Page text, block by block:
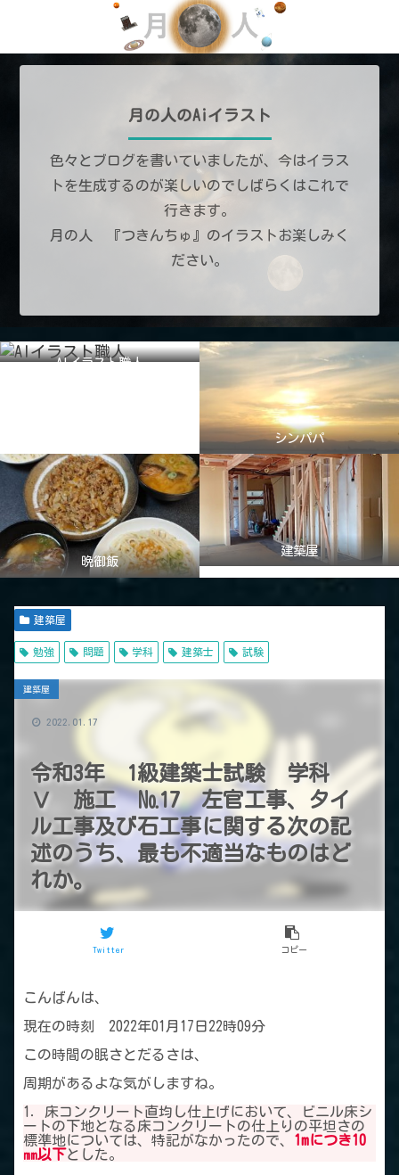
月の人のAiイラスト
色々とブログを書いていましたが、今はイラス
トを生成するのが楽しいのでしばらくはこれで
行きます。
月の人 『つきんちゅ』のイラストお楽しみく
ださい。
AIイラスト職人
シンパパ
晩御飯
建築屋
建築屋
勉強 問題 学科 建築士 試験
令和3年 1級建築士試験 学科
Ⅴ 施工 №17 左官工事、タイ
ル工事及び石工事に関する次の記
述のうち、最も不適当なものはど
れか。
建築屋
Twitter コピー
2022.01.17
こんばんは、
現在の時刻 2022年01月17日22時09分
この時間の眠さとだるさは、
周期があるよな気がしますね。
1．床コンクリート直均し仕上げにおいて、ビニル床シ
ートの下地となる床コンクリートの仕上りの平坦さの
標準地については、特記がなかったので、 1mにつき10
㎜以下とした。